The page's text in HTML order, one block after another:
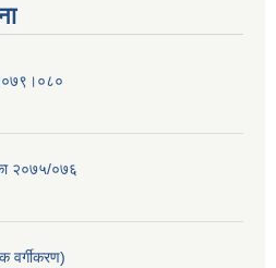
२०७५/०७६
वर्गीकरण)